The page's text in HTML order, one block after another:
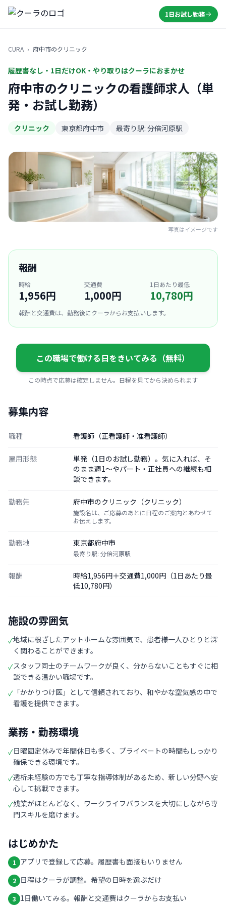
1日お試し勤務
CURA › 府中市のクリニック
履歴書なし・1日だけOK・やり取りはクーラにおまかせ
府中市のクリニックの看護師求人（単
発・お試し勤務）
クリニック 東京都府中市 最寄り駅: 分倍河原駅
写真はイメージです
報酬
時給
1,956円
交通費
1,000円
1日あたり最低
10,780円
報酬と交通費は、勤務後にクーラからお支払いします。
この職場で働ける日をきいてみる（無料）
この時点で応募は確定しません。日程を見てから決められます
募集内容
職種 看護師（正看護師・准看護師）
雇用形態
単発（1日のお試し勤務）。気に入れば、そ
のまま週1〜やパート・正社員への継続も相
談できます。
勤務先 府中市のクリニック（クリニック）
施設名は、ご応募のあとに日程のご案内とあわせて
お伝えします。
勤務地 東京都府中市
最寄り駅: 分倍河原駅
報酬
時給1,956円＋交通費1,000円（1日あたり最
低10,780円）
施設の雰囲気
✓地域に根ざしたアットホームな雰囲気で、患者様一人ひとりと深
く関わることができます。
✓スタッフ同士のチームワークが良く、分からないこともすぐに相
談できる温かい職場です。
✓ 「かかりつけ医」として信頼されており、和やかな空気感の中で
看護を提供できます。
業務・勤務環境
✓日曜固定休みで年間休日も多く、プライベートの時間もしっかり
確保できる環境です。
✓透析未経験の方でも丁寧な指導体制があるため、新しい分野へ安
心して挑戦できます。
✓残業がほとんどなく、ワークライフバランスを大切にしながら専
門スキルを磨けます。
はじめかた
1 アプリで登録して応募。履歴書も面接もいりません
2 日程はクーラが調整。希望の日時を選ぶだけ
3 1日働いてみる。報酬と交通費はクーラからお支払い